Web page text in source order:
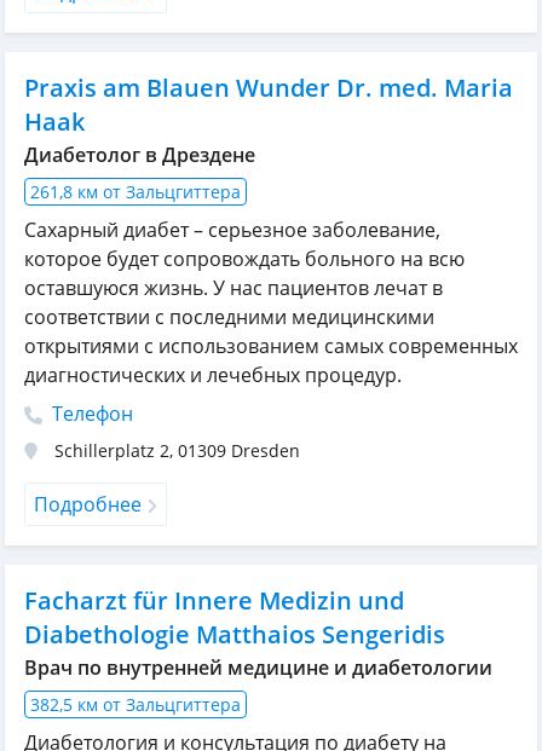
Praxis am Blauen Wunder Dr. med. Maria
Haak
Диабетолог в Дрездене
261,8 км от Зальцгиттера
Сахарный диабет – серьезное заболевание,
которое будет сопровождать больного на всю
оставшуюся жизнь. У нас пациентов лечат в
соответствии с последними медицинскими
открытиями с использованием самых современных
диагностических и лечебных процедур.
Телефон
Schillerplatz 2, 01309 Dresden
Подробнее
Facharzt für Innere Medizin und
Diabethologie Matthaios Sengeridis
Врач по внутренней медицине и диабетологии
382,5 км от Зальцгиттера
Диабетология и консультация по диабету на